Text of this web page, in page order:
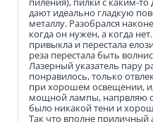
дают идеально гладкую
металлу. Разобрался
когда он нужен, а когда
привыкла и перестала
реза перестала быть
Лазерный указатель пару
понравилось, только
при хорошем освещении,
мощной лампы, напрвляю
было никакой тени и
Так что вполне приличный